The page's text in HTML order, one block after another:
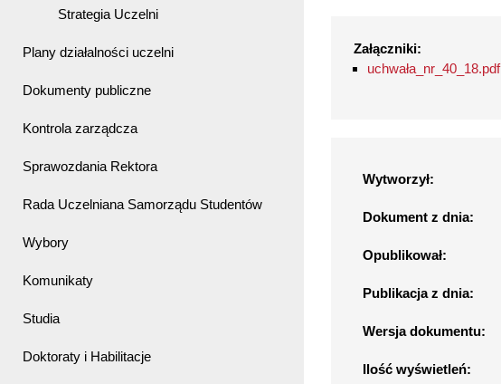
Strategia Uczelni
Plany działalności uczelni
Dokumenty publiczne
Kontrola zarządcza
Sprawozdania Rektora
Rada Uczelniana Samorządu Studentów
Wybory
Komunikaty
Studia
Doktoraty i Habilitacje
Załączniki:
uchwała_nr_40_18.pdf
Wytworzył:
Dokument z dnia:
Opublikował:
Publikacja z dnia:
Wersja dokumentu:
Ilość wyświetleń: